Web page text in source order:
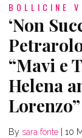
BOLLICINE
‘Non
“Mavi e
Helena
Lorenzo”
By sara fonte 10